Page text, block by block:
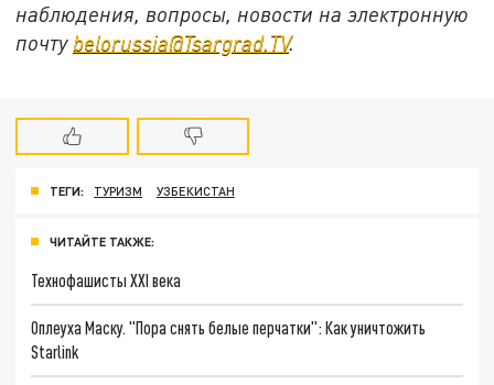
наблюдения, вопросы, новости на электронную
почту belorussia@Tsargrad.TV.
ТЕГИ: ТУРИЗМ УЗБЕКИСТАН
ЧИТАЙТЕ ТАКЖЕ:
Технофашисты XXI века
Оплеуха Маску. "Пора снять белые перчатки": Как уничтожить
Starlink